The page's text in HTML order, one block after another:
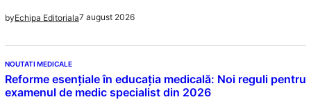
byEchipa Editoriala7 august 2026
NOUTATI MEDICALE
Reforme esențiale în educația medicală: Noi reguli pentru
examenul de medic specialist din 2026